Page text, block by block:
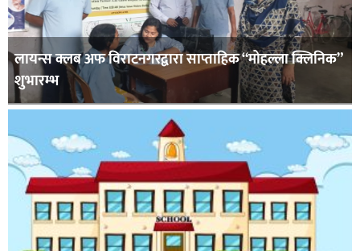
लायन्स क्लब अफ विराटनगरद्वारा साप्ताहिक “मोहल्ला क्लिनिक”
शुभारम्भ